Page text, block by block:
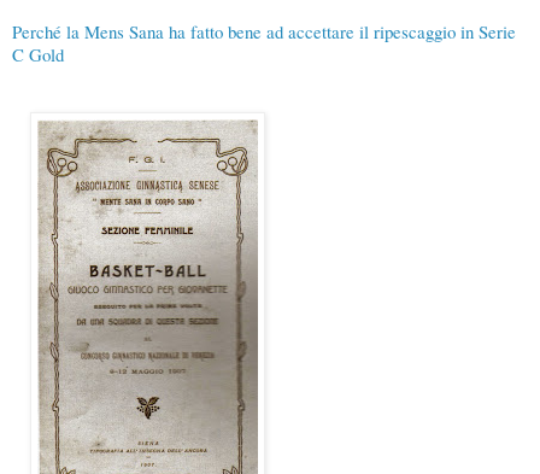
Perché la Mens Sana ha fatto bene ad accettare il ripescaggio in Serie
C Gold